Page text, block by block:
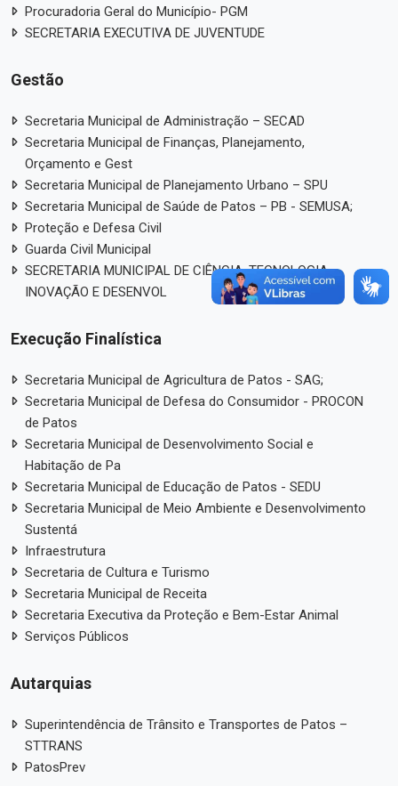
Procuradoria Geral do Município- PGM
SECRETARIA EXECUTIVA DE JUVENTUDE
Gestão
Secretaria Municipal de Administração – SECAD
Secretaria Municipal de Finanças, Planejamento,
Orçamento e Gest
Secretaria Municipal de Planejamento Urbano – SPU
Secretaria Municipal de Saúde de Patos – PB - SEMUSA;
Proteção e Defesa Civil
Guarda Civil Municipal
SECRETARIA MUNICIPAL DE CIÊNCIA, TECNOLOGIA,
INOVAÇÃO E DESENVOL
Execução Finalística
Secretaria Municipal de Agricultura de Patos - SAG;
Secretaria Municipal de Defesa do Consumidor - PROCON
de Patos
Secretaria Municipal de Desenvolvimento Social e
Habitação de Pa
Secretaria Municipal de Educação de Patos - SEDU
Secretaria Municipal de Meio Ambiente e Desenvolvimento
Sustentá
Infraestrutura
Secretaria de Cultura e Turismo
Secretaria Municipal de Receita
Secretaria Executiva da Proteção e Bem-Estar Animal
Serviços Públicos
Autarquias
Superintendência de Trânsito e Transportes de Patos –
STTRANS
PatosPrev